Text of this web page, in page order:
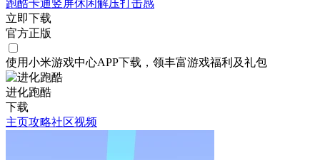
跑酷卡通竖屏休闲解压打击感
立即下载
官方正版
使用小米游戏中心APP下载 ，领丰富游戏福利 及礼包
进化跑酷
下载
主页攻略社区视频